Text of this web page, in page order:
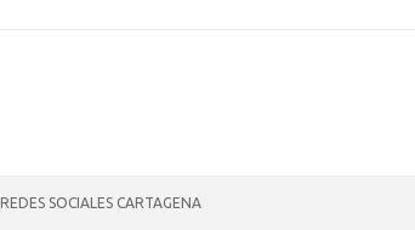
REDES SOCIALES CARTAGENA